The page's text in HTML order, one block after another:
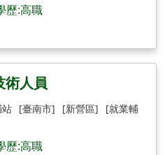
歷:高職
術人員
[臺南市] [新營區]
[就業輔
歷:高職